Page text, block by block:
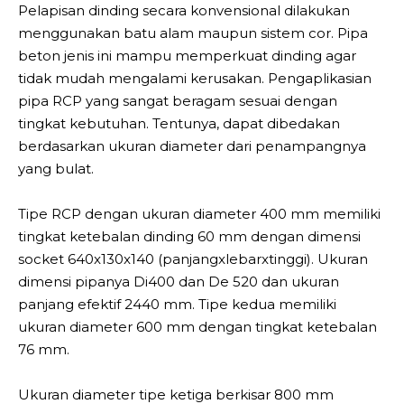
Pelapisan dinding secara konvensional dilakukan
menggunakan batu alam maupun sistem cor. Pipa
beton jenis ini mampu memperkuat dinding agar
tidak mudah mengalami kerusakan. Pengaplikasian
pipa RCP yang sangat beragam sesuai dengan
tingkat kebutuhan. Tentunya, dapat dibedakan
berdasarkan ukuran diameter dari penampangnya
yang bulat.
Tipe RCP dengan ukuran diameter 400 mm memiliki
tingkat ketebalan dinding 60 mm dengan dimensi
socket 640x130x140 (panjangxlebarxtinggi). Ukuran
dimensi pipanya Di400 dan De 520 dan ukuran
panjang efektif 2440 mm. Tipe kedua memiliki
ukuran diameter 600 mm dengan tingkat ketebalan
76 mm.
Ukuran diameter tipe ketiga berkisar 800 mm